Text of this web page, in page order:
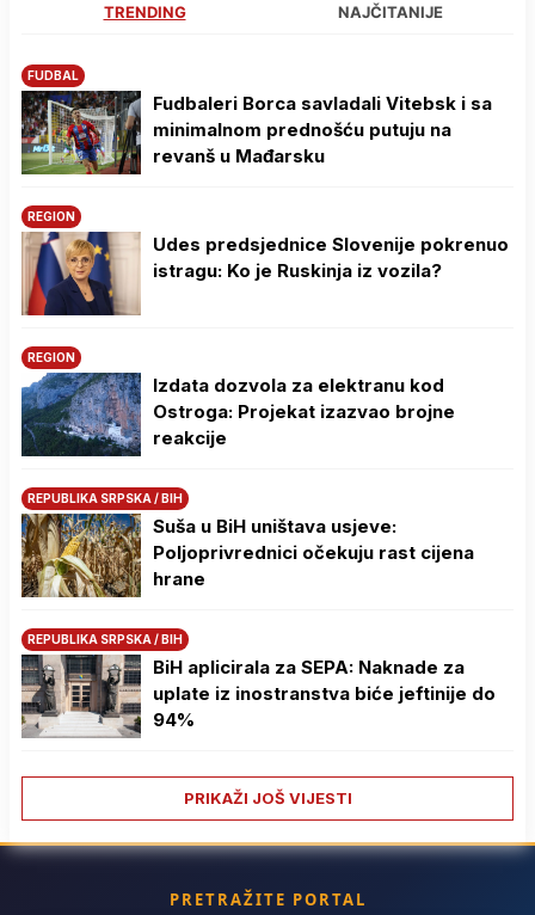
TRENDING NAJČITANIJE
FUDBAL
Fudbaleri Borca savladali Vitebsk i sa
minimalnom prednošću putuju na
revanš u Mađarsku
REGION
Udes predsjednice Slovenije pokrenuo
istragu: Ko je Ruskinja iz vozila?
REGION
Izdata dozvola za elektranu kod
Ostroga: Projekat izazvao brojne
reakcije
REPUBLIKA SRPSKA / BIH
Suša u BiH uništava usjeve:
Poljoprivrednici očekuju rast cijena
hrane
REPUBLIKA SRPSKA / BIH
BiH aplicirala za SEPA: Naknade za
uplate iz inostranstva biće jeftinije do
94%
PRIKAŽI JOŠ VIJESTI
PRETRAŽITE PORTAL